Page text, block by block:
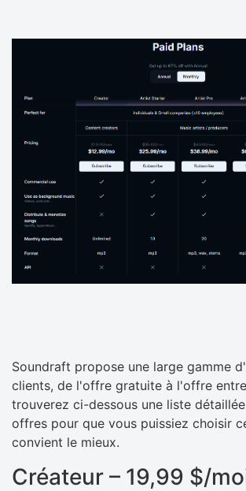
Soundraft propose une large gamme
clients, de l'offre gratuite à l'offre
trouverez ci-dessous une liste
offres pour que vous puissiez choisir
convient le mieux.
Créateur – 19,99 $/